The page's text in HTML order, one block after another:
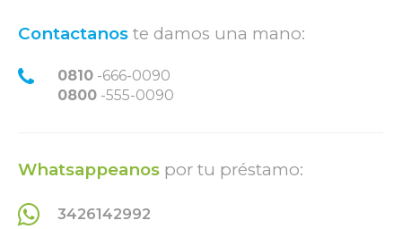
Contactanos te damos una mano:
0810 -666-0090
0800 -555-0090
Whatsappeanos por tu préstamo:
3426142992